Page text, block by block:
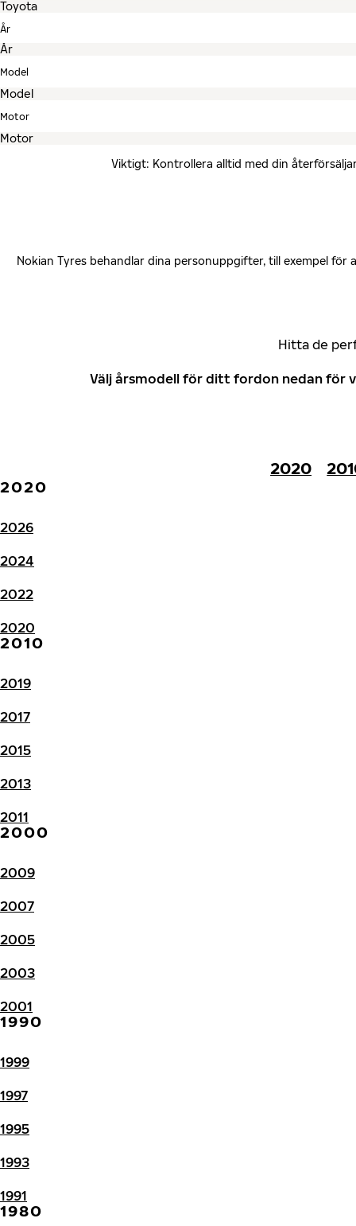
År
Model
Motor
Viktigt: Kontrollera alltid med din
Nokian Tyres behandlar dina personuppgifter, till exempel
Hitta de
Välj årsmodell för ditt fordon nedan för
2020
2020
2026
2024
2022
2020
2010
2019
2017
2015
2013
2011
2000
2009
2007
2005
2003
2001
1990
1999
1997
1995
1993
1991
1980